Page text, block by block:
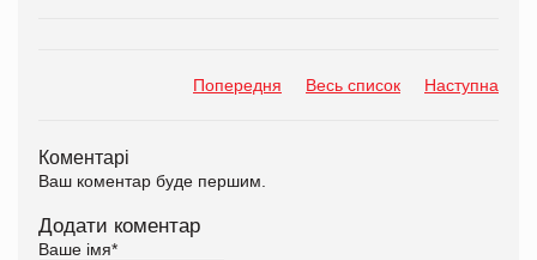
Попередня Весь список Наступна
Коментарі
Ваш коментар буде першим.
Додати коментар
Ваше імя*